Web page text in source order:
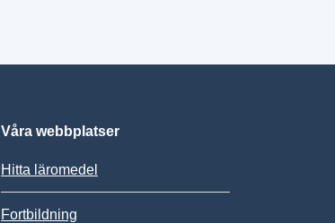
Våra webbplatser
Hitta läromedel
Fortbildning